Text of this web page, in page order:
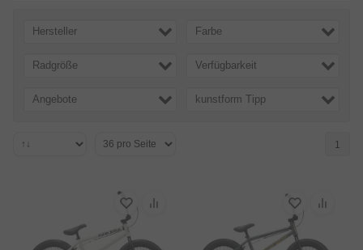
Hersteller Farbe
Radgröße Verfügbarkeit
Angebote kunstform Tipp
1